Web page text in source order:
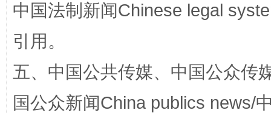
中国法制新闻Chinese legal
引用。
五、中国公共传媒、中国公众传
国公众新闻China publics news/